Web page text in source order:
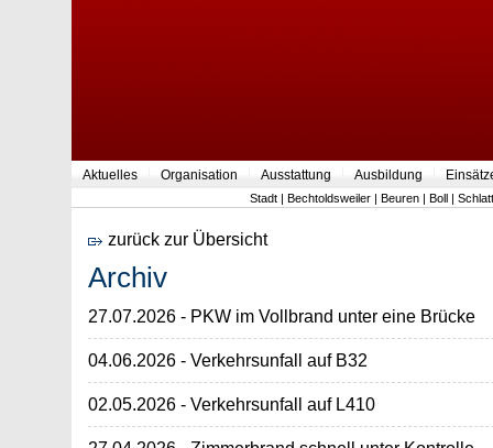
Aktuelles Organisation Ausstattung Ausbildung
Stadt | Bechtoldsweiler | Beuren | Boll | Schlatt
zurück zur Übersicht
Archiv
27.07.2026 - PKW im Vollbrand unter eine Brücke
04.06.2026 - Verkehrsunfall auf B32
02.05.2026 - Verkehrsunfall auf L410